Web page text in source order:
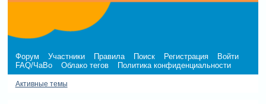
Форум Участники Правила Поиск Регистрация
Войти
FAQ/ЧаВо
Облако тегов Политика конфиденциальности
Активные темы